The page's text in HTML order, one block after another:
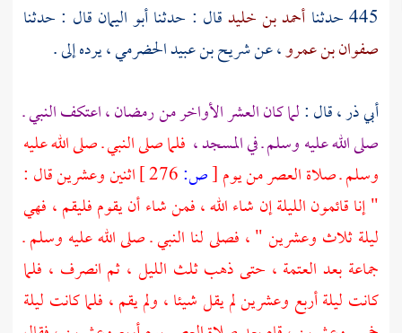
445 حدثنا أحمد بن خليدقال : حدثناأبو اليمان قال : حدثنا
صفوان بن عمرو، عنشريح بن عبيد الحضرمي ،يرده إلى .
أبي ذر، قال :لما كان العشر الأواخر من رمضان ، اعتكف النبي ـ
صلى الله عليه وسلم ـ في المسجد ، فلما صلى النبي ـ صلى الله عليه
وسلم ـ صلاة العصر من يوم[ص:
اثنين وعشرين قال :
" إنا قائمون الليلة إن شاء الله ، فمن شاء أن يقوم فليقم ، فهي
ليلة ثلاث وعشرين " ، فصلى لنا النبي ـ صلى الله عليه وسلم ـ
جماعة بعد العتمة ، حتى ذهب ثلث الليل ، ثم انصرف ، فلما
كانت ليلة أربع وعشرين لم يقل شيئا ، ولم يقم ، فلما كانت ليلة